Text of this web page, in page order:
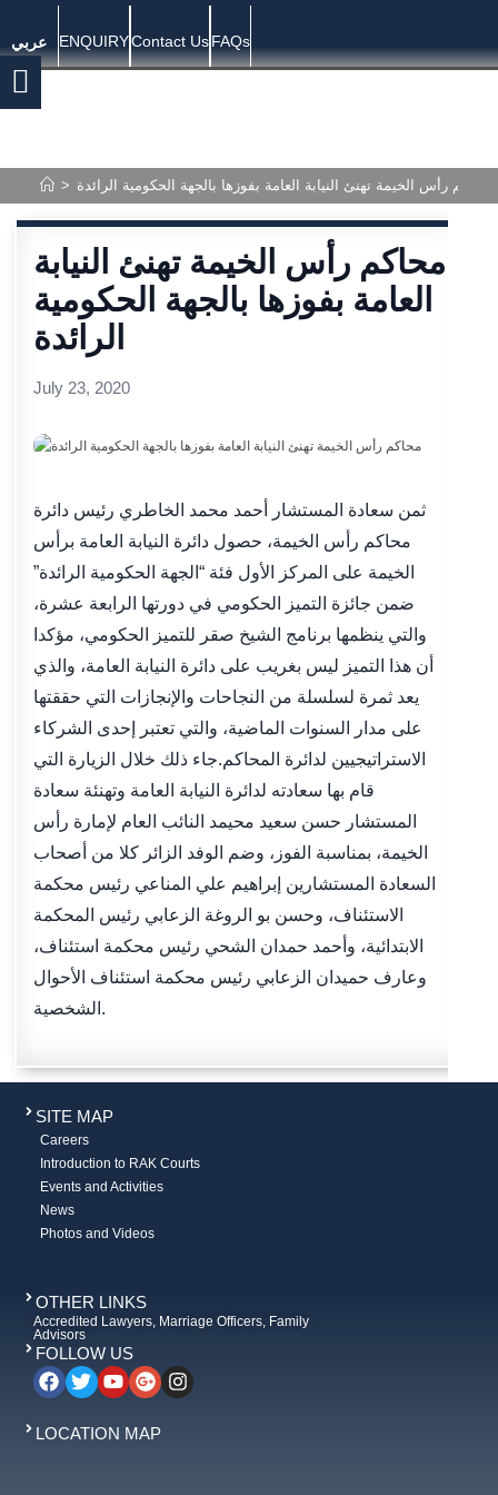
عربي ENQUIRYContact UsFAQs
> محاكم رأس الخيمة تهنئ النيابة العامة بفوزها بالجهة الحكومية الرائدة
محاكم رأس الخيمة تهنئ النيابة
العامة بفوزها بالجهة الحكومية
الرائدة
July 23, 2020
ثمن سعادة المستشار أحمد محمد الخاطري رئيس دائرة
محاكم رأس الخيمة، حصول دائرة النيابة العامة برأس
الخيمة على المركز الأول فئة “الجهة الحكومية الرائدة”
ضمن جائزة التميز الحكومي في دورتها الرابعة عشرة،
والتي ينظمها برنامج الشيخ صقر للتميز الحكومي، مؤكدا
أن هذا التميز ليس بغريب على دائرة النيابة العامة، والذي
يعد ثمرة لسلسلة من النجاحات والإنجازات التي حققتها
على مدار السنوات الماضية، والتي تعتبر إحدى الشركاء
الاستراتيجيين لدائرة المحاكم.جاء ذلك خلال الزيارة التي
قام بها سعادته لدائرة النيابة العامة وتهنئة سعادة
المستشار حسن سعيد محيمد النائب العام لإمارة رأس
الخيمة، بمناسبة الفوز، وضم الوفد الزائر كلا من أصحاب
السعادة المستشارين إبراهيم علي المناعي رئيس محكمة
الاستئناف، وحسن بو الروغة الزعابي رئيس المحكمة
الابتدائية، وأحمد حمدان الشحي رئيس محكمة استئناف،
وعارف حميدان الزعابي رئيس محكمة استئناف الأحوال
الشخصية.
SITE MAP
Careers
Introduction to RAK Courts
Events and Activities
News
Photos and Videos
OTHER LINKS
Accredited Lawyers, Marriage Officers, Family
Advisors
FOLLOW US
LOCATION MAP